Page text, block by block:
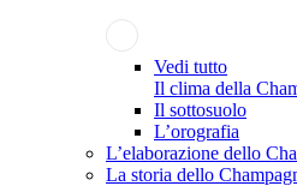
Vedi tutto
Il clima della
Il sottosuolo
L’orografia
L’elaborazione dello
La storia dello